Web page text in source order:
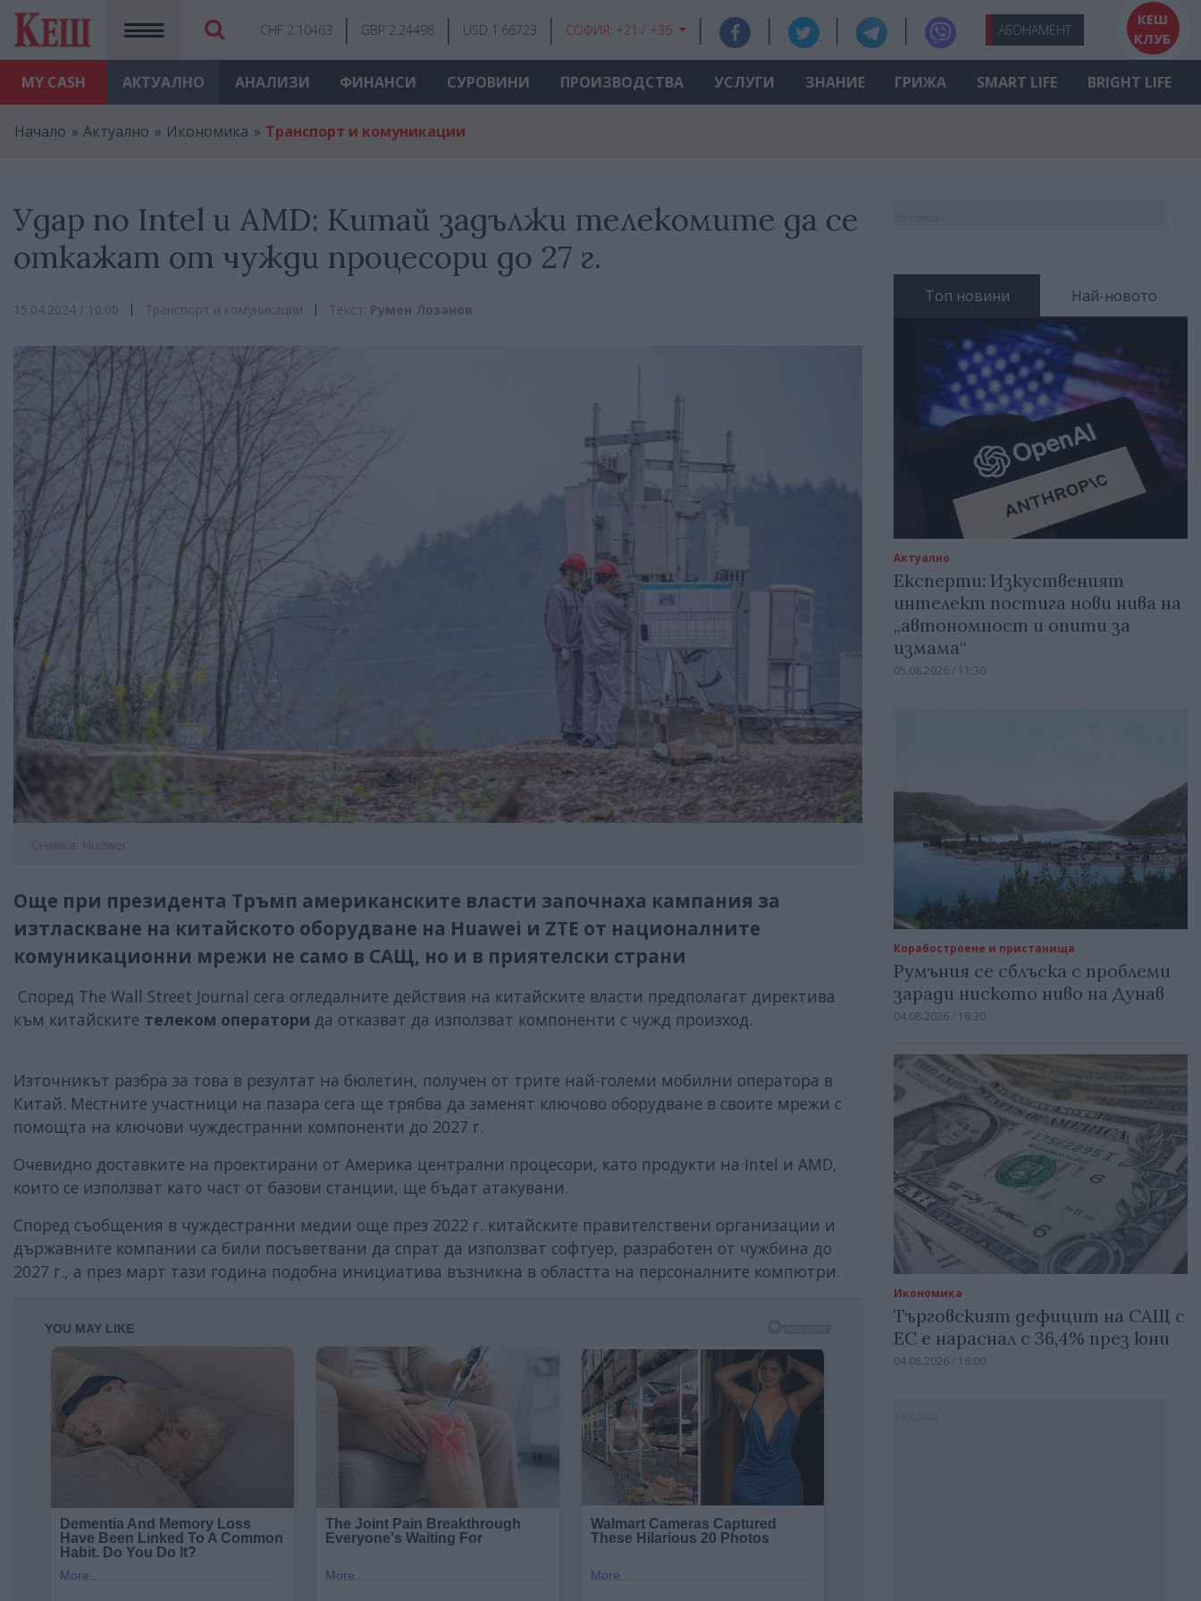
MY CASH
CHF 2.10463 GBP 2.24498 USD 1.66723 СОФИЯ: +21 / +36 АБОНАМЕНТ
КЕШ
КЛУБ
АКТУАЛНО АНАЛИЗИ ФИНАНСИ СУРОВИНИ ПРОИЗВОДСТВА УСЛУГИ ЗНАНИЕ ГРИЖА SMART LIFE BRIGHT LIFE
Начало Актуално Икономика Транспорт и комуникации
Удар по Intel и AMD: Китай задължи телекомите да се
откажат от чужди процесори до 27 г.
15.04.2024 / 10:00 Транспорт и комуникации Текст: Румен Лозанов
Снимка: Huawei
Още при президента Тръмп американските власти започнаха кампания за
изтласкване на китайското оборудване на Huawei и ZTE от националните
комуникационни мрежи не само в САЩ, но и в приятелски страни
Според The ​​Wall Street Journal сега огледалните действия на китайските власти предполагат директива
към китайските телеком оператори да отказват да използват компоненти с чужд произход.
Източникът разбра за това в резултат на бюлетин, получен от трите най-големи мобилни оператора в
Китай. Местните участници на пазара сега ще трябва да заменят ключово оборудване в своите мрежи с
помощта на ключови чуждестранни компоненти до 2027 г.
Очевидно доставките на проектирани от Америка централни процесори, като продукти на Intel и AMD,
които се използват като част от базови станции, ще бъдат атакувани.
Според съобщения в чуждестранни медии още през 2022 г. китайските правителствени организации и
държавните компании са били посъветвани да спрат да използват софтуер, разработен от чужбина до
2027 г., а през март тази година подобна инициатива възникна в областта на персоналните компютри.
Топ новини Най-новото
Актуално
Експерти: Изкуственият
интелект постига нови нива на
„автономност и опити за
измама“
05.08.2026 / 11:30
Корабостроене и пристанища
Румъния се сблъска с проблеми
заради ниското ниво на Дунав
04.08.2026 / 16:30
Икономика
Търговският дефицит на САЩ с
ЕС е нараснал с 36,4% през юни
04.08.2026 / 16:00